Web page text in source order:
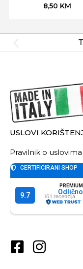
8,50 KM
USLOVI
Pravilnik o